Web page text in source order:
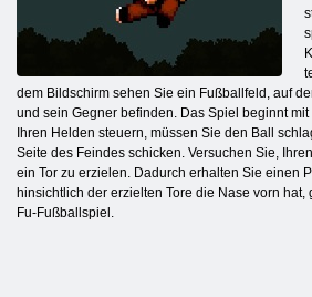
dem Bildschirm sehen Sie ein Fußballfeld, auf
und sein Gegner befinden. Das Spiel beginnt
Ihren Helden steuern, müssen Sie den Ball
Seite des Feindes schicken. Versuchen Sie,
ein Tor zu erzielen. Dadurch erhalten Sie einen
hinsichtlich der erzielten Tore die Nase vorn
Fu-Fußballspiel.